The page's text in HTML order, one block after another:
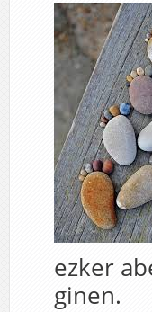
ezker
ginen.